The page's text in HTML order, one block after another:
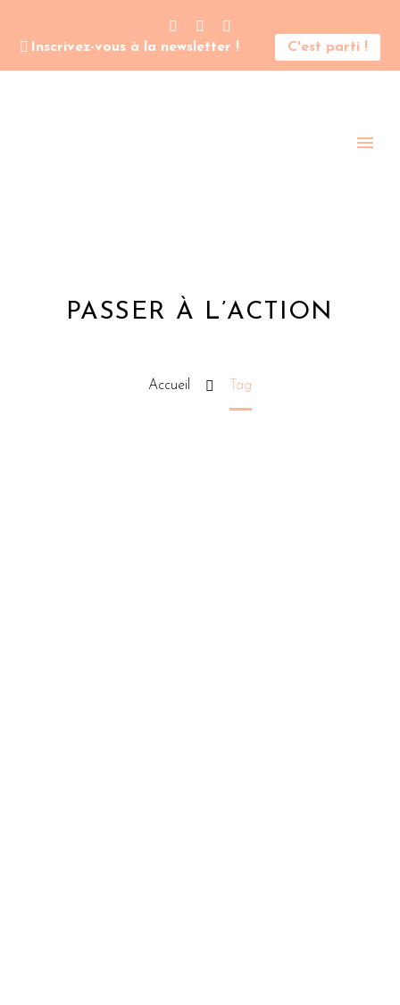
Inscrivez-vous à la newsletter ! C'est parti !
PASSER À L’ACTION
Accueil Tag